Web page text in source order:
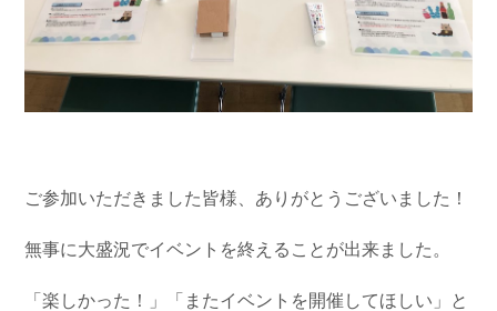
ご参加いただきました皆様、ありがとうございました！
無事に大盛況でイベントを終えることが出来ました。
「楽しかった！」「またイベントを開催してほしい」と